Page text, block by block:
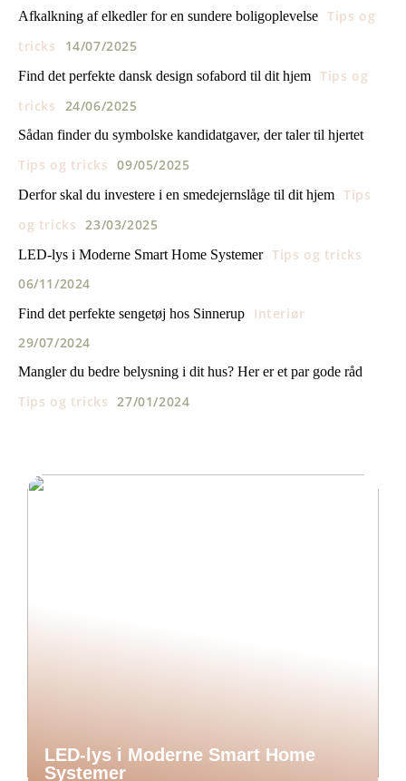
Afkalkning af elkedler for en sundere boligoplevelse Tips og
tricks
14/07/2025
Find det perfekte dansk design sofabord til dit hjem Tips og
tricks
24/06/2025
Sådan finder du symbolske kandidatgaver, der taler til hjertet
Tips og tricks 09/05/2025
Derfor skal du investere i en smedejernslåge til dit hjem Tips
og tricks
23/03/2025
LED-lys i Moderne Smart Home Systemer Tips og tricks
06/11/2024
Find det perfekte sengetøj hos Sinnerup
Interiør
29/07/2024
Mangler du bedre belysning i dit hus? Her er et par gode råd
Tips og tricks 27/01/2024
LED-lys i Moderne Smart Home
Systemer